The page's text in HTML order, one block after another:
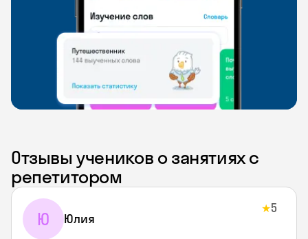
Отзывы учеников о занятиях с
репетитором
Ю Юлия
★5